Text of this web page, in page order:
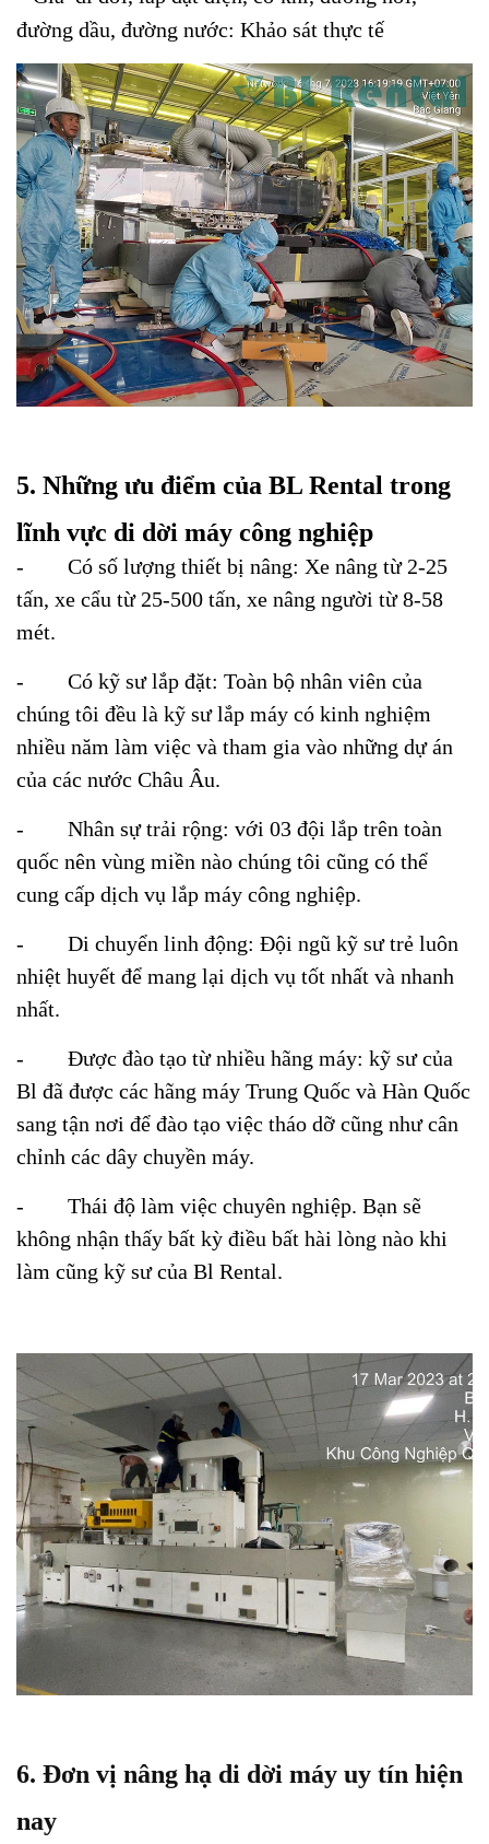
đường dầu, đường nước: Khảo sát thực tế
5. Những ưu điểm của BL Rental trong
lĩnh vực di dời máy công nghiệp
- Có số lượng thiết bị nâng: Xe nâng từ 2-25
tấn, xe cẩu từ 25-500 tấn, xe nâng người từ 8-58
mét.
- Có kỹ sư lắp đặt: Toàn bộ nhân viên của
chúng tôi đều là kỹ sư lắp máy có kinh nghiệm
nhiều năm làm việc và tham gia vào những dự án
của các nước Châu Âu.
- Nhân sự trải rộng: với 03 đội lắp trên toàn
quốc nên vùng miền nào chúng tôi cũng có thể
cung cấp dịch vụ lắp máy công nghiệp.
- Di chuyển linh động: Đội ngũ kỹ sư trẻ luôn
nhiệt huyết để mang lại dịch vụ tốt nhất và nhanh
nhất.
- Được đào tạo từ nhiều hãng máy: kỹ sư của
Bl đã được các hãng máy Trung Quốc và Hàn Quốc
sang tận nơi để đào tạo việc tháo dỡ cũng như cân
chỉnh các dây chuyền máy.
- Thái độ làm việc chuyên nghiệp. Bạn sẽ
không nhận thấy bất kỳ điều bất hài lòng nào khi
làm cũng kỹ sư của Bl Rental.
6. Đơn vị nâng hạ di dời máy uy tín hiện
nay